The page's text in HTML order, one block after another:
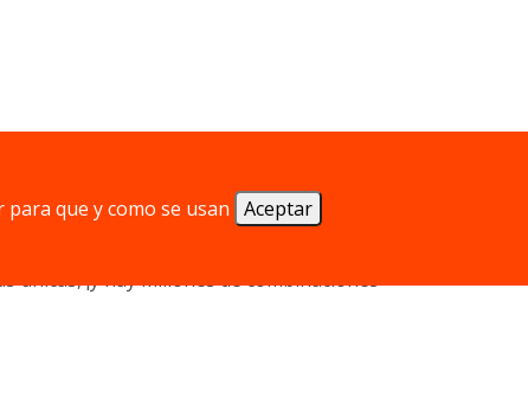
libre y giros inesperados.
únicas, ¡y hay millones de combinaciones
para que y como se usan Aceptar